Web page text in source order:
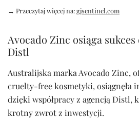
→ Przeczytaj więcej na:gjsentinel.com
Avocado Zinc osiąga
Distl
Australijska marka Avocado Zinc,
cruelty-free kosmetyki, osiągnęła
dzięki współpracy z agencją Distl,
krotny zwrot z inwestycji.